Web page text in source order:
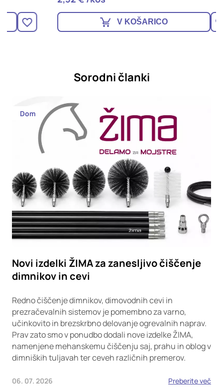
V KOŠARICO
Sorodni članki
Dom
Novi izdelki ŽIMA za zanesljivo čiščenje
dimnikov in cevi
Redno čiščenje dimnikov, dimovodnih cevi in
prezračevalnih sistemov je pomembno za varno,
učinkovito in brezskrbno delovanje ogrevalnih naprav.
Prav zato smo v ponudbo dodali nove izdelke ŽIMA,
namenjene mehanskemu čiščenju saj, prahu in oblog v
dimniških tuljavah ter ceveh različnih premerov.
06. 07. 2026 Preberite več